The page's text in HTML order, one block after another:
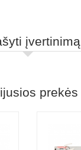
įvertinimą
prekės